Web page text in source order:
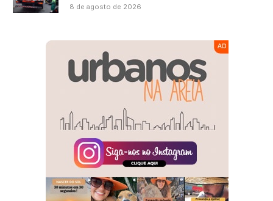
8 de agosto de 2026